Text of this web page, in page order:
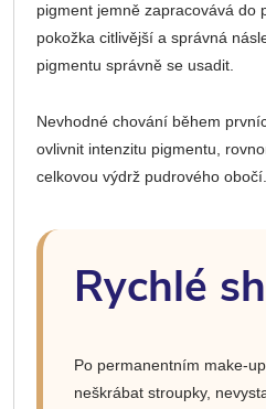
pigment jemně zapracovává do
pokožka citlivější a správná
pigmentu správně se usadit.
Nevhodné chování během
ovlivnit intenzitu pigmentu,
celkovou výdrž pudrového obočí.
Rychlé
Po permanentním make-
neškrábat stroupky,